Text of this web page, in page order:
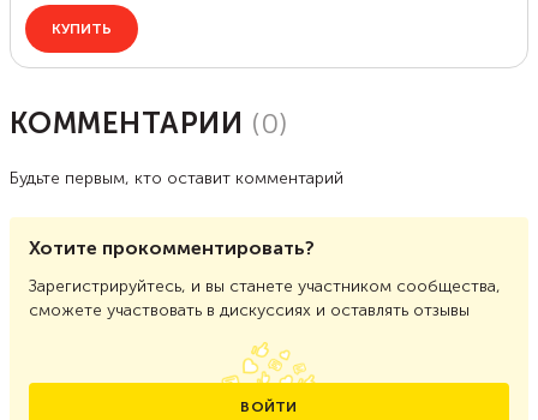
КОММЕНТАРИИ (0)
Будьте первым, кто оставит комментарий
Хотите прокомментировать?
Зарегистрируйтесь, и вы станете участником сообщества,
сможете участвовать в дискуссиях и оставлять отзывы
ВОЙТИ